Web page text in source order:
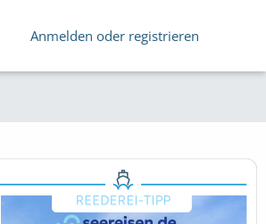
Anmelden oder registrieren